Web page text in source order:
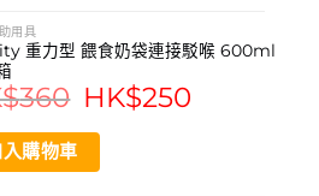
膠
接口
用具
重力型 餵食奶袋連接駁喉 600ml
360
Original
price
HK$360.
HK$250
購物車